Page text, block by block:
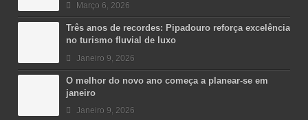
Março 6, 2026
Três anos de recordes: Pipadouro reforça excelência
no turismo fluvial de luxo
Janeiro 9, 2026
O melhor do novo ano começa a planear-se em
janeiro
Janeiro 9, 2026